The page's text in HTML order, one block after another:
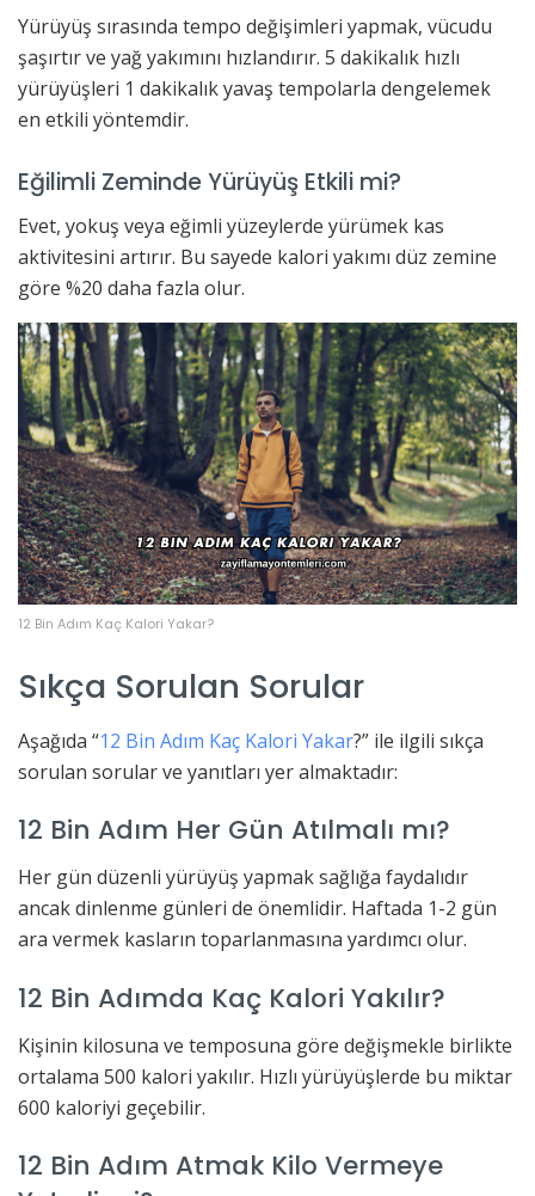
Yürüyüş sırasında tempo değişimleri yapmak, vücudu
şaşırtır ve yağ yakımını hızlandırır. 5 dakikalık hızlı
yürüyüşleri 1 dakikalık yavaş tempolarla dengelemek
en etkili yöntemdir.
Eğilimli Zeminde Yürüyüş Etkili mi?
Evet, yokuş veya eğimli yüzeylerde yürümek kas
aktivitesini artırır. Bu sayede kalori yakımı düz zemine
göre %20 daha fazla olur.
12 Bin Adım Kaç Kalori Yakar?
Sıkça Sorulan Sorular
Aşağıda “12 Bin Adım Kaç Kalori Yakar?” ile ilgili sıkça
sorulan sorular ve yanıtları yer almaktadır:
12 Bin Adım Her Gün Atılmalı mı?
Her gün düzenli yürüyüş yapmak sağlığa faydalıdır
ancak dinlenme günleri de önemlidir. Haftada 1-2 gün
ara vermek kasların toparlanmasına yardımcı olur.
12 Bin Adımda Kaç Kalori Yakılır?
Kişinin kilosuna ve temposuna göre değişmekle birlikte
ortalama 500 kalori yakılır. Hızlı yürüyüşlerde bu miktar
600 kaloriyi geçebilir.
12 Bin Adım Atmak Kilo Vermeye